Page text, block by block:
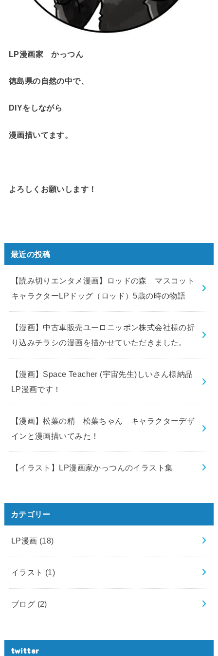
LP漫画家 かっつん
徳島県の自然の中で、
DIYをしながら
漫画描いてます。
よろしくお願いします！
最近の投稿
【読み切りエンタメ漫画】ロッドの森 マスコット
キャラクターLPドッグ（ロッド）5歳の時の物語
【漫画】中古車販売ユーロニッポン株式会社様の折
り込みチラシの漫画を描かせていただきました。
【漫画】Space Teacher (宇宙先生)しいさん様納品
LP漫画です！
【漫画】松葉の精 松葉ちゃん キャラクターデザ
インと漫画描いてみた！
【イラスト】LP漫画家かっつんのイラスト集
カテゴリー
LP漫画 (18)
イラスト (1)
ブログ (2)
twitter